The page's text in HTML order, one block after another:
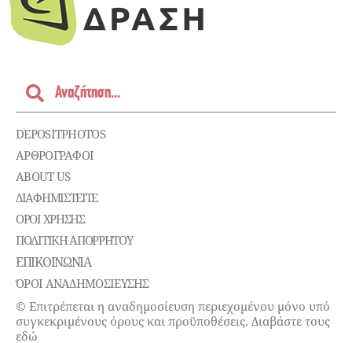
DEPOSITPHOTOS
ΑΡΘΡΟΓΡΑΦΟΙ
ABOUT US
ΔΙΑΦΗΜΙΣΤΕΊΤΕ
ΌΡΟΙ ΧΡΉΣΗΣ
ΠΟΛΙΤΙΚΉ ΑΠΟΡΡΉΤΟΥ
ΕΠΙΚΟΙΝΩΝΊΑ
ΌΡΟΙ ΑΝΑΔΗΜΟΣΙΕΥΣΗΣ
© Επιτρέπεται η αναδημοσίευση περιεχομένου μόνο υπό
συγκεκριμένους όρους και προϋποθέσεις. Διαβάστε τους
εδώ